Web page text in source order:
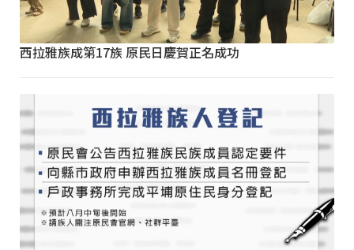
西拉雅族成第17族 原民日慶賀正名成功